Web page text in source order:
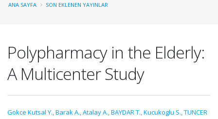
ANA SAYFA SON EKLENEN YAYINLAR
Polypharmacy in the Elderly:
A Multicenter Study
Gokce Kutsal Y.,Barak A.,Atalay A.,BAYDAR T.,Kucukoglu S.,TUNCER